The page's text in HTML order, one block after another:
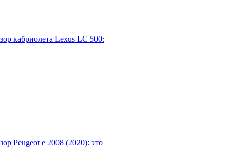
кабриолета Lexus LC 500:
Peugeot e 2008 (2020): это